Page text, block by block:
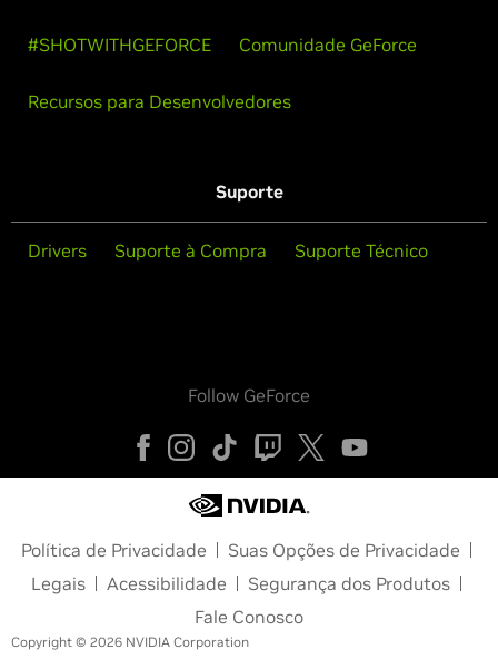
#SHOTWITHGEFORCE Comunidade GeForce
Recursos para Desenvolvedores
Suporte
Drivers Suporte à Compra Suporte Técnico
Follow GeForce
Política de Privacidade
Suas Opções de Privacidade
Legais
Acessibilidade
Segurança dos Produtos
Fale Conosco
Copyright © 2026 NVIDIA Corporation